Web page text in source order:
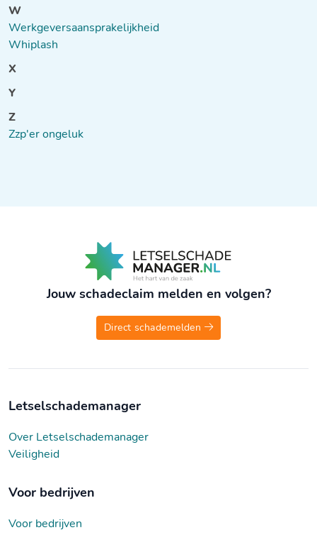
W
Werkgeversaansprakelijkheid
Whiplash
X
Y
Z
Zzp'er ongeluk
Jouw schadeclaim melden en volgen?
Direct schademelden
Letselschademanager
Over Letselschademanager
Veiligheid
Voor bedrijven
Voor bedrijven